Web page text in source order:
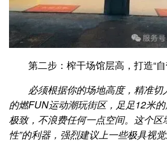
第二步：榨干场馆层高，打造“
必须根据你的场地高度，精准
的燃FUN运动潮玩街区，足足12米
极致，不浪费任何一点空间。这个区
性”的利器，强烈建议上一些极具视